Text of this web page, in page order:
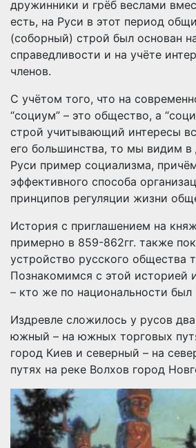
дружинники и грёб веслами
есть, на Руси в этот период
(соборный) строй был основан
справедливости и на учёте
членов.
С учётом того, что на
“социум” – это общество, а
строй учитывающий интересы
его большинства, то мы видим в
Руси пример социализма,
эффективного способа
принципов регуляции жизни
История с приглашением на
примерно в 859-862гг. также
устройство русского общества
Познакомимся с этой историей
– кто же по национальности
Издревле сложилось у русов
южный – на южных торговых
город Киев и северный – на
путях на реке Волхов город